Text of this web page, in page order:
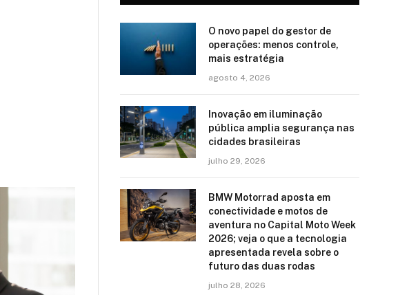
O novo papel do gestor de
operações: menos controle,
mais estratégia
agosto 4, 2026
Inovação em iluminação
pública amplia segurança nas
cidades brasileiras
julho 29, 2026
BMW Motorrad aposta em
conectividade e motos de
aventura no Capital Moto Week
2026; veja o que a tecnologia
apresentada revela sobre o
futuro das duas rodas
julho 28, 2026